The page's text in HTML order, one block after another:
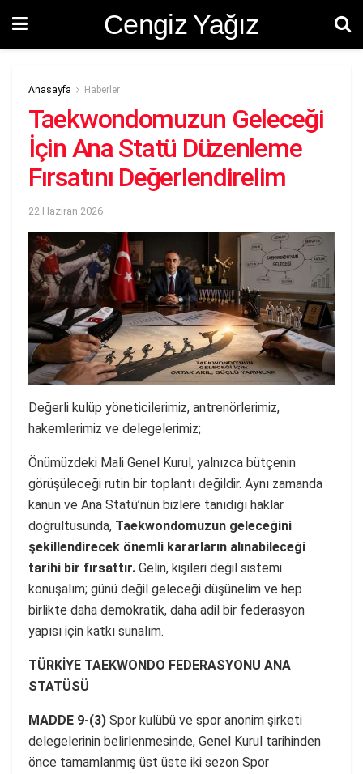
Cengiz Yağız
Anasayfa Haberler
Taekwondomuzun Geleceği
İçin Ana Statü Düzenleme
Fırsatını Değerlendirelim
22 Haziran 2026
Değerli kulüp yöneticilerimiz, antrenörlerimiz,
hakemlerimiz ve delegelerimiz;
Önümüzdeki Mali Genel Kurul, yalnızca bütçenin
görüşüleceği rutin bir toplantı değildir. Aynı zamanda
kanun ve Ana Statü’nün bizlere tanıdığı haklar
doğrultusunda, Taekwondomuzun geleceğini
şekillendirecek önemli kararların alınabileceği
tarihi bir fırsattır. Gelin, kişileri değil sistemi
konuşalım; günü değil geleceği düşünelim ve hep
birlikte daha demokratik, daha adil bir federasyon
yapısı için katkı sunalım.
TÜRKİYE TAEKWONDO FEDERASYONU ANA
STATÜSÜ
MADDE 9-(3) Spor kulübü ve spor anonim şirketi
delegelerinin belirlenmesinde, Genel Kurul tarihinden
önce tamamlanmış üst üste iki sezon Spor